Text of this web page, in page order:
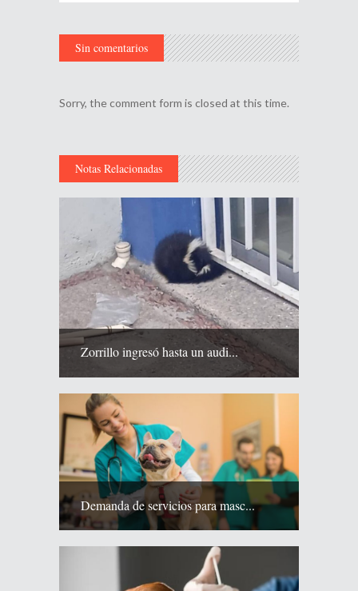
Sin comentarios
Sorry, the comment form is closed at this time.
Notas Relacionadas
Zorrillo ingresó hasta un audi...
Demanda de servicios para masc...